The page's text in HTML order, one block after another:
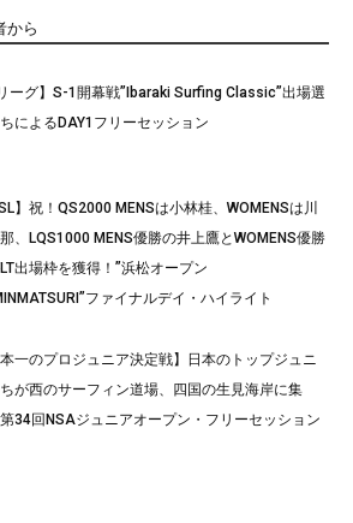
から
リーグ】S-1開幕戦”Ibaraki Surfing Classic”出場選
によるDAY1フリーセッション
】祝！QS2000 MENSは小林桂、WOMENSは川
、LQS1000 MENS優勝の井上鷹とWOMENS優勝
出場枠を獲得！”浜松オープン
ファイナルデイ・ハイライト
本一のプロジュニア決定戦】日本のトップジュニ
が西のサーフィン道場、四国の生見海岸に集
34回NSAジュニアオープン・フリーセッション